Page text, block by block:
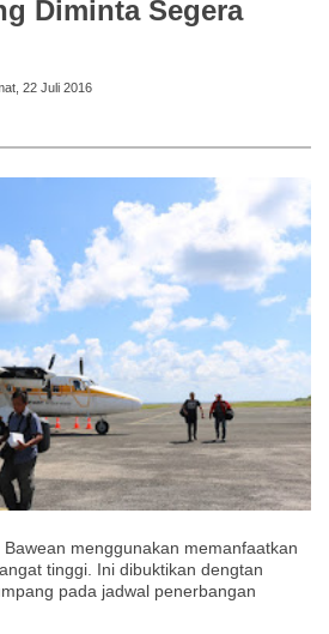
Diminta Segera
22 Juli 2016
menggunakan memanfaatkan
tinggi. Ini dibuktikan dengtan
pada jadwal penerbangan